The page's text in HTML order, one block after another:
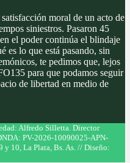
moral de un acto de
siniestros. Pasaron 45
el poder continúa el blindaje
es lo que está pasando, sin
te pedimos que, lejos
para que podamos seguir
de libertad en medio de
Alfredo Silletta. Director
PV-2026-10090025-APN-
10, La Plata, Bs. As. // Diseño: